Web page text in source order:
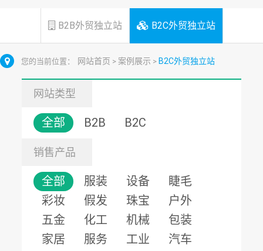
B2B外贸独立站 B2C外贸独立站
您的当前位置： 网站首页 > 案例展示 > B2C外贸独立站
网站类型
全部 B2B B2C
销售产品
全部 服装 设备
睫毛
彩妆
假发 珠宝
户外
五金
化工 机械
包装
家居
服务 工业 汽车